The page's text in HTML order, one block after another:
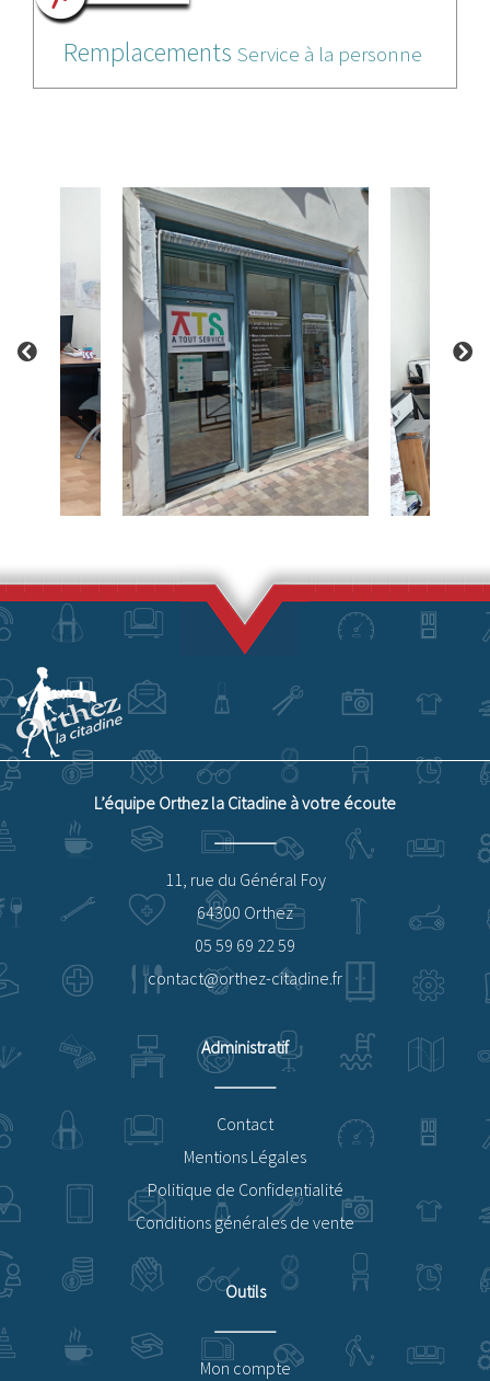
Remplacements Service à la personne
L’équipe Orthez la Citadine à votre écoute
11, rue du Général Foy
64300 Orthez
05 59 69 22 59
contact@orthez-citadine.fr
Administratif
Contact
Mentions Légales
Politique de Confidentialité
Conditions générales de vente
Outils
Mon compte